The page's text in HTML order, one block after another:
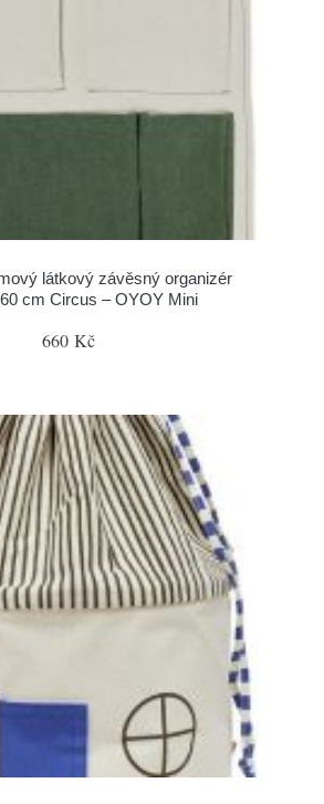
látkový závěsný organizér
cm Circus – OYOY Mini
660 Kč